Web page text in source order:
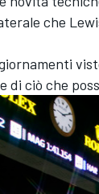
che
di ciò che